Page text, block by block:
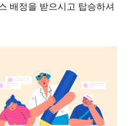
배정을 받으시고 탑승하셔